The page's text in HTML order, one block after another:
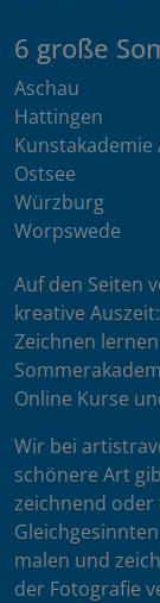
6 große
Aschau
Hattingen
Kunstakademie
Ostsee
Würzburg
Worpswede
Auf den Seiten
kreative
Zeichnen
Online Kurse
Wir bei
schönere Art
zeichnend
malen und
der Fotografie